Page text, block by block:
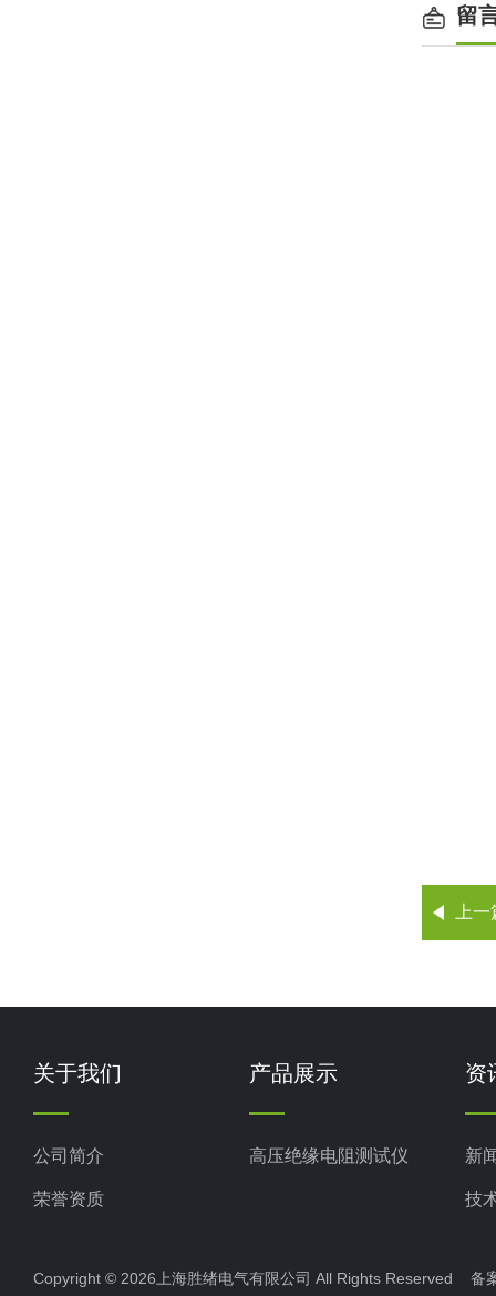
留
上
关于我们
公司简介
荣誉资质
产品展示
高压绝缘电阻测试仪
资
新
技
Copyright © 2026上海胜绪电气有限公司 All Rights Reserved 备